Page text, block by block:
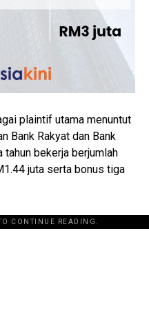
plaintif utama menuntut
Bank Rakyat dan Bank
tahun bekerja berjumlah
juta serta bonus tiga
CONTINUE READING.